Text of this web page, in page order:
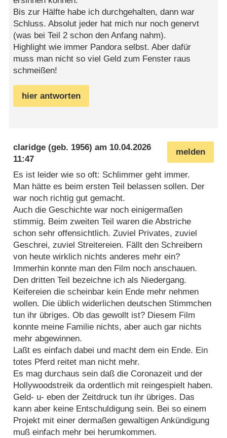
Bis zur Hälfte habe ich durchgehalten, dann war
Schluss. Absolut jeder hat mich nur noch genervt
(was bei Teil 2 schon den Anfang nahm).
Highlight wie immer Pandora selbst. Aber dafür
muss man nicht so viel Geld zum Fenster raus
schmeißen!
hier antworten
melden
claridge (geb. 1956) am 10.04.2026
11:47
Es ist leider wie so oft: Schlimmer geht immer.
Man hätte es beim ersten Teil belassen sollen. Der
war noch richtig gut gemacht.
Auch die Geschichte war noch einigermaßen
stimmig. Beim zweiten Teil waren die Abstriche
schon sehr offensichtlich. Zuviel Privates, zuviel
Geschrei, zuviel Streitereien. Fällt den Schreibern
von heute wirklich nichts anderes mehr ein?
Immerhin konnte man den Film noch anschauen.
Den dritten Teil bezeichne ich als Niedergang.
Keifereien die scheinbar kein Ende mehr nehmen
wollen. Die üblich widerlichen deutschen Stimmchen
tun ihr übriges. Ob das gewollt ist? Diesem Film
konnte meine Familie nichts, aber auch gar nichts
mehr abgewinnen.
Laßt es einfach dabei und macht dem ein Ende. Ein
totes Pferd reitet man nicht mehr.
Es mag durchaus sein daß die Coronazeit und der
Hollywoodstreik da ordentlich mit reingespielt haben.
Geld- u- eben der Zeitdruck tun ihr übriges. Das
kann aber keine Entschuldigung sein. Bei so einem
Projekt mit einer dermaßen gewaltigen Ankündigung
muß einfach mehr bei herumkommen.